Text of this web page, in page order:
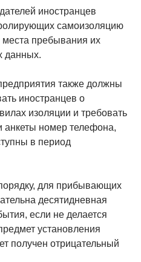
иностранцев
самоизоляцию
места пребывания их
данных.
также должны
иностранцев о
изоляции и требовать
анкеты номер телефона,
в период
для прибывающих
десятидневная
если не делается
установления
получен отрицательный